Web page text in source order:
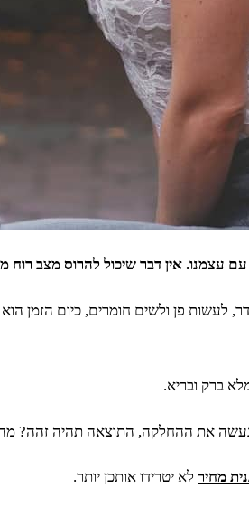
עצמנו. אין דבר שיכול להרוס מצב
פן ולשים חומרים, כיום הזמן הוא
ברק ובריא.
את ההחלקה, התוצאה תהיה זהה? מה
מחיר לא יטרידו אותכן יותר.